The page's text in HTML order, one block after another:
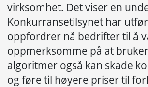
virksomhet. Det viser en
Konkurransetilsynet har
oppfordrer nå bedrifter til å
oppmerksomme på at
algoritmer også kan skade
og føre til høyere priser til